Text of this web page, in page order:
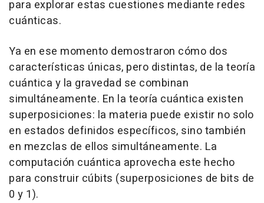
para explorar estas cuestiones mediante redes
cuánticas.
Ya en ese momento demostraron cómo dos
características únicas, pero distintas, de la teoría
cuántica y la gravedad se combinan
simultáneamente. En la teoría cuántica existen
superposiciones: la materia puede existir no solo
en estados definidos específicos, sino también
en mezclas de ellos simultáneamente. La
computación cuántica aprovecha este hecho
para construir cúbits (superposiciones de bits de
0 y 1).